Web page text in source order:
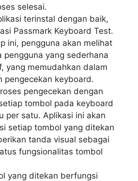
selesai.
terinstal dengan baik,
Passmark Keyboard Test.
ini, pengguna akan melihat
pengguna yang sederhana
yang memudahkan dalam
pengecekan keyboard.
pengecekan dengan
tombol pada keyboard
per satu. Aplikasi ini akan
setiap tombol yang ditekan
tanda visual sebagai
fungsionalitas tombol
yang ditekan berfungsi